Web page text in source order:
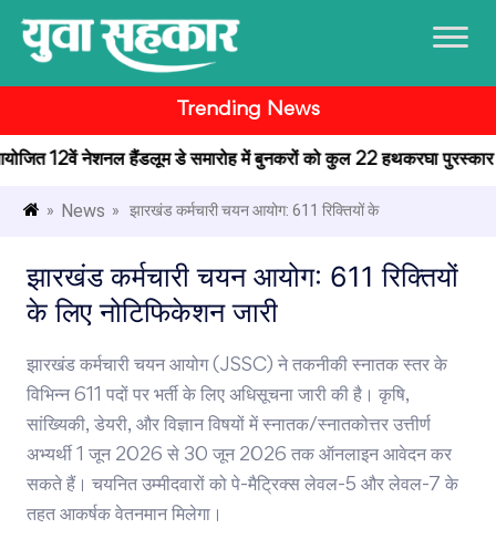
Trending News
12वें नेशनल हैंडलूम डे समारोह में बुनकरों को कुल 22 हथकरघा पुरस्कार
» News » झारखंड कर्मचारी चयन आयोग: 611 रिक्तियों के
झारखंड कर्मचारी चयन आयोग: 611 रिक्तियों
के लिए नोटिफिकेशन जारी
झारखंड कर्मचारी चयन आयोग (JSSC) ने तकनीकी स्नातक स्तर के
विभिन्न 611 पदों पर भर्ती के लिए अधिसूचना जारी की है। कृषि,
सांख्यिकी, डेयरी, और विज्ञान विषयों में स्नातक/स्नातकोत्तर उत्तीर्ण
अभ्यर्थी 1 जून 2026 से 30 जून 2026 तक ऑनलाइन आवेदन कर
सकते हैं। चयनित उम्मीदवारों को पे-मैट्रिक्स लेवल-5 और लेवल-7 के
तहत आकर्षक वेतनमान मिलेगा।